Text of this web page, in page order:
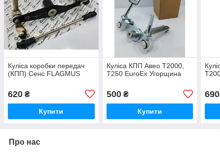
Куліса коробки передач
(КПП) Сенс FLAGMUS
620 ₴
Купити
Куліса КПП Авео Т2000,
Т250 EuroEx Угорщина
500₴
Купити
690
Про нас